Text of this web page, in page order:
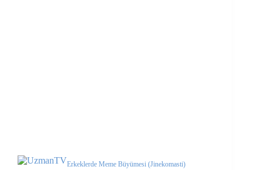
Erkeklerde Meme Büyümesi (Jinekomasti)